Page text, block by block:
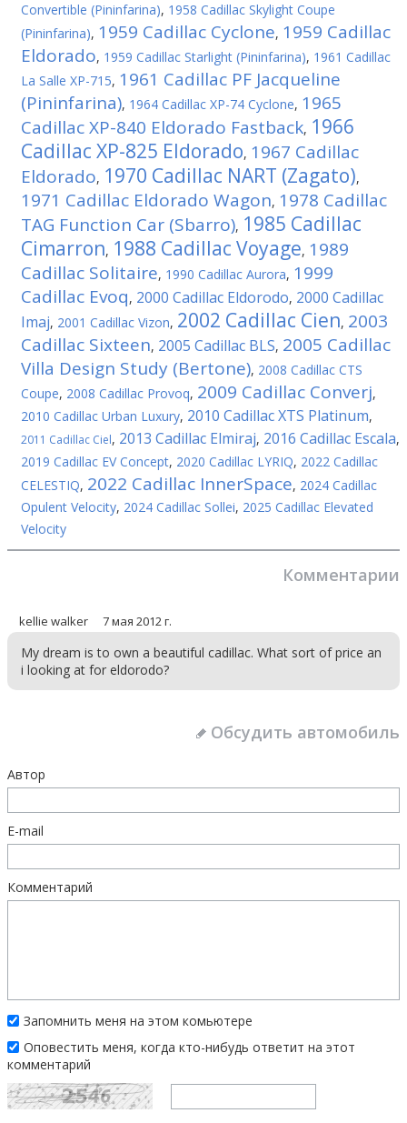
Convertible (Pininfarina), 1958 Cadillac Skylight Coupe
(Pininfarina), 1959 Cadillac Cyclone, 1959 Cadillac
Eldorado, 1959 Cadillac Starlight (Pininfarina), 1961 Cadillac
La Salle XP-715, 1961 Cadillac PF Jacqueline
(Pininfarina), 1964 Cadillac XP-74 Cyclone, 1965
Cadillac ХР-840 Eldorado Fastback, 1966
Cadillac XP-825 Eldorado, 1967 Cadillac
Eldorado, 1970 Cadillac NART (Zagato),
1971 Cadillac Eldorado Wagon, 1978 Cadillac
TAG Function Car (Sbarro), 1985 Cadillac
Cimarron, 1988 Cadillac Voyage, 1989
Cadillac Solitaire, 1990 Cadillac Aurora, 1999
Cadillac Evoq, 2000 Cadillac Eldorodo, 2000 Cadillac
Imaj, 2001 Cadillac Vizon, 2002 Cadillac Cien, 2003
Cadillac Sixteen, 2005 Cadillac BLS, 2005 Cadillac
Villa Design Study (Bertone), 2008 Cadillac CTS
Coupe, 2008 Cadillac Provoq, 2009 Cadillac Converj,
2010 Cadillac Urban Luxury, 2010 Cadillac XTS Platinum,
2011 Cadillac Ciel, 2013 Cadillac Elmiraj, 2016 Cadillac Escala,
2019 Cadillac EV Concept, 2020 Cadillac LYRIQ, 2022 Cadillac
CELESTIQ, 2022 Cadillac InnerSpace, 2024 Cadillac
Opulent Velocity, 2024 Cadillac Sollei, 2025 Cadillac Elevated
Velocity
Комментарии
kellie walker 7 мая 2012 г.
My dream is to own a beautiful cadillac. What sort of price an
i looking at for eldorodo?
Обсудить автомобиль
Автор
E-mail
Комментарий
Запомнить меня на этом комьютере
Оповестить меня, когда кто-нибудь ответит на этот
комментарий